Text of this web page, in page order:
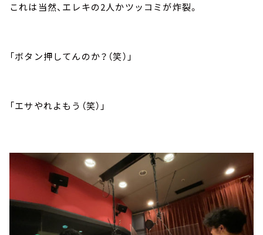
これは当然、エレキの2人かツッコミが炸裂。
「ボタン押してんのか？（笑）」
「エサやれよもう（笑）」